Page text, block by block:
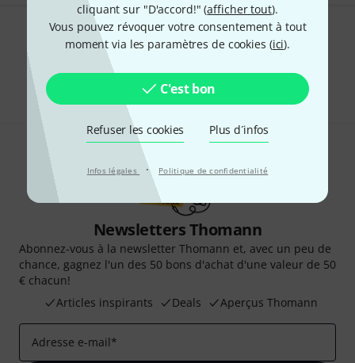
cliquant sur "D'accord!" (afficher tout).
Vous pouvez révoquer votre consentement à tout
moment via les paramètres de cookies (ici).
C'est bon
Refuser les cookies Plus d´infos
Infos légales · Politique de confidentialité
Aimez-vous ce que vous voyez ?
Partager Aide et commentaires
Newsletters Thomann
Abonnez-vous à la newsletter Thomann et, avec un peu de
chance, gagnez l'un des 50 bons d'achat d'une valeur de 50
€ chacun!
Articles inspirants
Deals Aperçus Thomann
Adresse e-mail*